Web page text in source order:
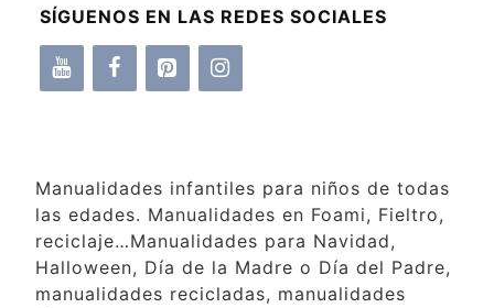
SÍGUENOS EN LAS REDES SOCIALES
Manualidades infantiles para niños de todas
las edades. Manualidades en Foami, Fieltro,
reciclaje…Manualidades para Navidad,
Halloween, Día de la Madre o Día del Padre,
manualidades recicladas, manualidades